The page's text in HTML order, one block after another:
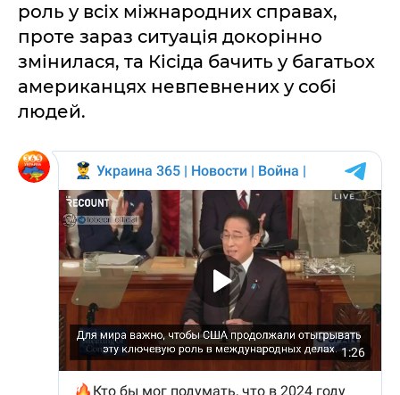
роль у всіх міжнародних справах,
проте зараз ситуація докорінно
змінилася, та Кісіда бачить у багатьох
американцях невпевнених у собі
людей.